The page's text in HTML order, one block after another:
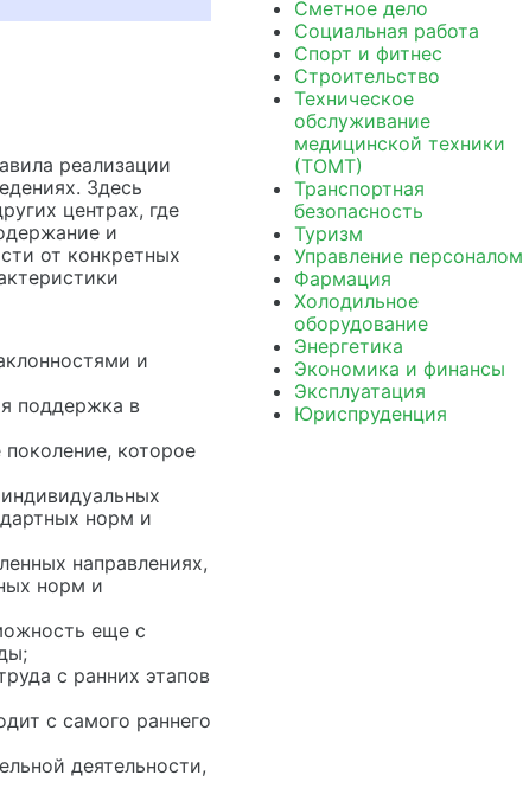
реализации
Здесь
центрах, где
и
от конкретных
и
поддержка в
которое
норм и
направлениях,
норм и
еще с
с ранних этапов
с самого раннего
деятельности,
Сметное дело
Социальная работа
Спорт и фитнес
Строительство
Техническое
обслуживание
медицинской техники
(ТОМТ)
Транспортная
безопасность
Туризм
Управление персоналом
Фармация
Холодильное
оборудование
Энергетика
Экономика и финансы
Эксплуатация
Юриспруденция